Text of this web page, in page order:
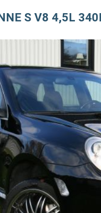
S V8 4,5L